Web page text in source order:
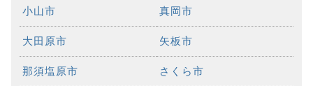
小山市 真岡市
大田原市 矢板市
那須塩原市 さくら市